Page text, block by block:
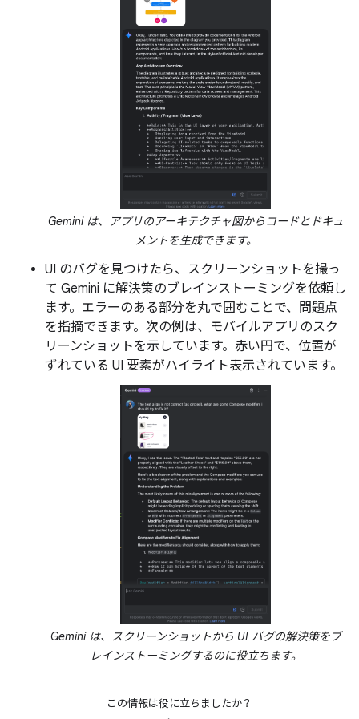
Gemini は、アプリのアーキテクチャ図からコードとドキュ
メントを生成できます。
UI のバグを見つけたら、スクリーンショットを撮っ
て Gemini に解決策のブレインストーミングを依頼し
ます。エラーのある部分を丸で囲むことで、問題点
を指摘できます。次の例は、モバイルアプリのスク
リーンショットを示しています。赤い円で、位置が
ずれている UI 要素がハイライト表示されています。
Gemini は、スクリーンショットから UI バグの解決策をブ
レインストーミングするのに役立ちます。
この情報は役に立ちましたか？